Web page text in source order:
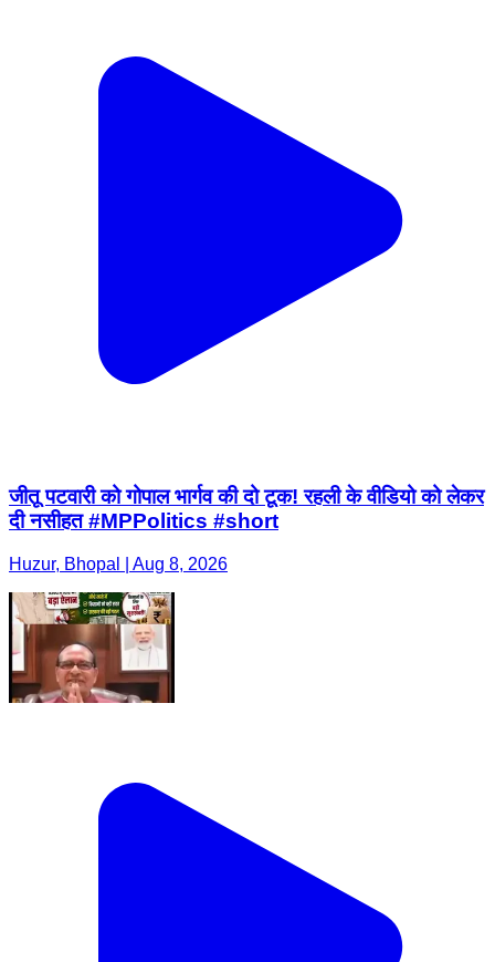
जीतू पटवारी को गोपाल भार्गव की दो टूक! रहली के वीडियो को लेकर
दी नसीहत #MPPolitics #short
Huzur, Bhopal | Aug 8, 2026